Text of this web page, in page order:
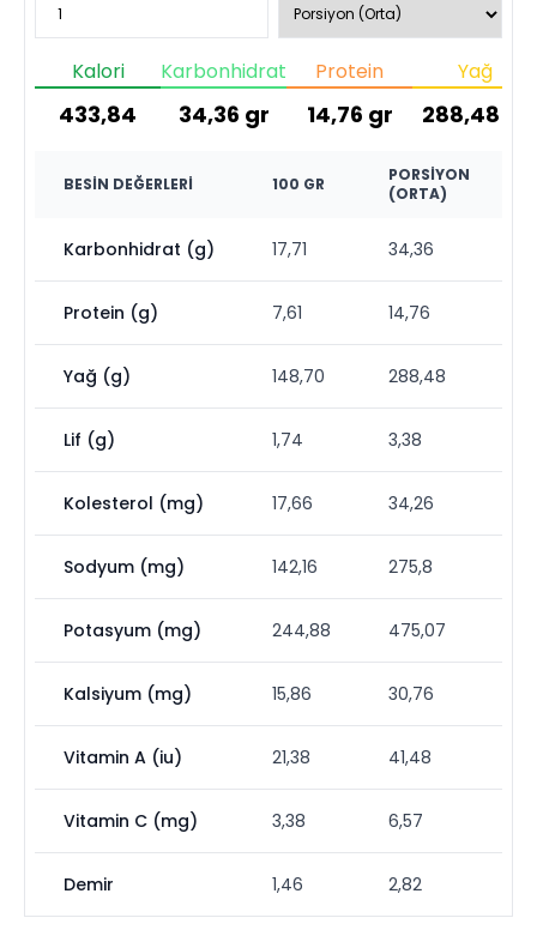
Kalori
433,84
Karbonhidrat
34,36 gr
Protein
14,76 gr
Yağ
288,48
BESIN DEĞERLERI 100 GR
PORSIYON
(ORTA)
Karbonhidrat (g) 17,71 34,36
Protein (g) 7,61 14,76
Yağ (g) 148,70 288,48
Lif (g) 1,74 3,38
Kolesterol (mg) 17,66 34,26
Sodyum (mg) 142,16 275,8
Potasyum (mg) 244,88 475,07
Kalsiyum (mg) 15,86 30,76
Vitamin A (iu) 21,38 41,48
Vitamin C (mg) 3,38 6,57
Demir 1,46 2,82